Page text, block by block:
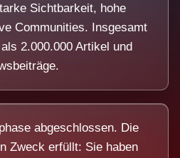
Sichtbarkeit, hohe
Communities. Insgesamt
2.000.000 Artikel und
abgeschlossen. Die
Zweck erfüllt: Sie haben